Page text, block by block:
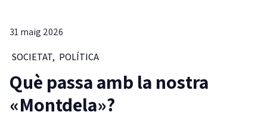
31 maig 2026
SOCIETAT, POLÍTICA
Què passa amb la nostra
«Montdela»?